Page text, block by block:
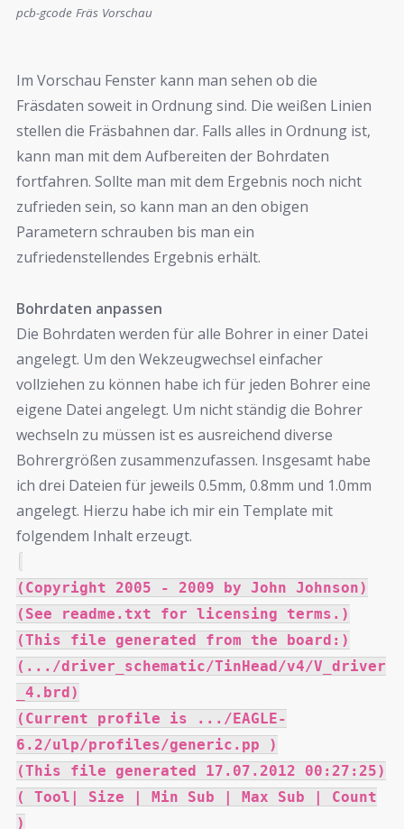
pcb-gcode Fräs Vorschau
Im Vorschau Fenster kann man sehen ob die
Fräsdaten soweit in Ordnung sind. Die weißen Linien
stellen die Fräsbahnen dar. Falls alles in Ordnung ist,
kann man mit dem Aufbereiten der Bohrdaten
fortfahren. Sollte man mit dem Ergebnis noch nicht
zufrieden sein, so kann man an den obigen
Parametern schrauben bis man ein
zufriedenstellendes Ergebnis erhält.
Bohrdaten anpassen
Die Bohrdaten werden für alle Bohrer in einer Datei
angelegt. Um den Wekzeugwechsel einfacher
vollziehen zu können habe ich für jeden Bohrer eine
eigene Datei angelegt. Um nicht ständig die Bohrer
wechseln zu müssen ist es ausreichend diverse
Bohrergrößen zusammenzufassen. Insgesamt habe
ich drei Dateien für jeweils 0.5mm, 0.8mm und 1.0mm
angelegt. Hierzu habe ich mir ein Template mit
folgendem Inhalt erzeugt.
(Copyright 2005 - 2009 by John Johnson)
(See readme.txt for licensing terms.)
(This file generated from the board:)
(.../driver_schematic/TinHead/v4/V_driver
_4.brd)
(Current profile is .../EAGLE-
6.2/ulp/profiles/generic.pp )
(This file generated 17.07.2012 00:27:25)
( Tool| Size | Min Sub | Max Sub | Count
)